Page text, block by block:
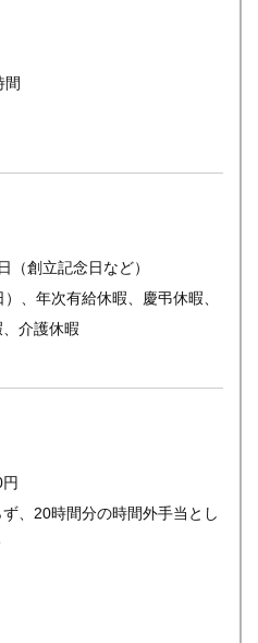
（創立記念日など）
、年次有給休暇、慶弔休暇、
介護休暇
、20時間分の時間外手当とし